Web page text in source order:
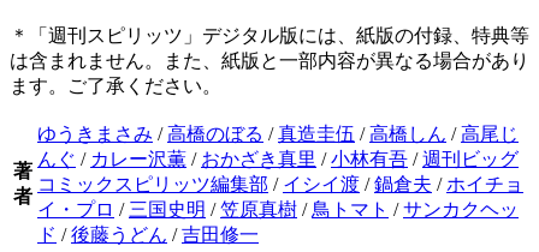
＊「週刊スピリッツ」デジタル版には、紙版の付録、特典等
は含まれません。また、紙版と一部内容が異なる場合があり
ます。ご了承ください。
著
者
ゆうきまさみ /高橋のぼる /真造圭伍 /高橋しん /高尾じ
んぐ / カレー沢薫 / おかざき真里 /小林有吾 /週刊ビッグ
コミックスピリッツ編集部 / イシイ渡 /鍋倉夫 / ホイチョ
イ・プロ / 三国史明 /笠原真樹 / 鳥トマト /サンカクヘッ
ド /後藤うどん /吉田修一